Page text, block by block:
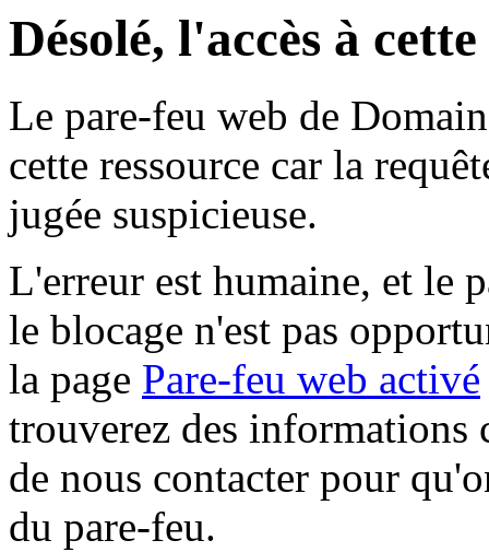
Désolé, l'accès à
Le pare-feu web de
cette ressource car la
jugée suspicieuse.
L'erreur est humaine, et le
le blocage n'est pas
la page Pare-feu web activé
trouverez des informations
de nous contacter pour
du pare-feu.